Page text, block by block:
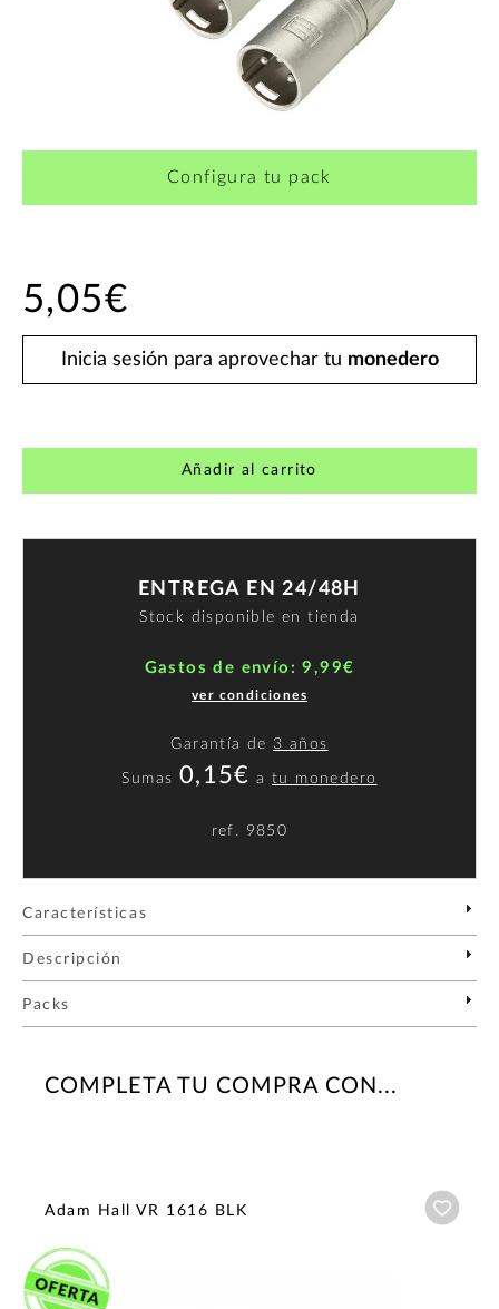
¿Quieres crearte tu propio pack?
Configura tu pack
5,05€
Inicia sesión para aprovechar tu monedero
Añadir al carrito
ENTREGA EN 24/48H
Stock disponible en tienda
Gastos de envío: 9,99€
ver condiciones
Garantía de 3 años
Sumas 0,15€ atu monedero
ref. 9850
Características
Descripción
Packs
COMPLETA TU COMPRA CON...
Adam Hall VR 1616 BLK